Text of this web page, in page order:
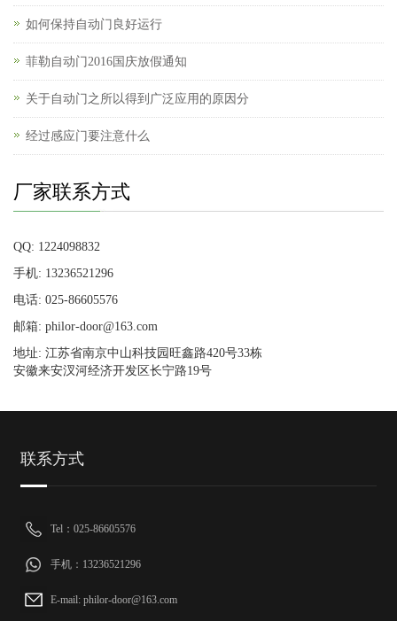
如何保持自动门良好运行
菲勒自动门2016国庆放假通知
关于自动门之所以得到广泛应用的原因分
经过感应门要注意什么
厂家联系方式
QQ: 1224098832
手机: 13236521296
电话: 025-86605576
邮箱: philor-door@163.com
地址: 江苏省南京中山科技园旺鑫路420号33栋
安徽来安汊河经济开发区长宁路19号
联系方式
Tel：025-86605576
手机：13236521296
E-mail: philor-door@163.com